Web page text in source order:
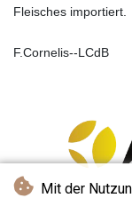
Mit der
Fleisches importiert.
F.Cornelis--LCdB